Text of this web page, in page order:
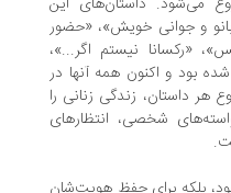
خویش»، «حضور
نیستم اگر...»،
و اکنون همه آنها در
زندگی زنانی را
شخصی، انتظارهای